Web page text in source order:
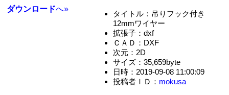
ダウンロードへ»
タイトル：吊りフック付き
12mmワイヤー
拡張子：dxf
ＣＡＤ：DXF
次元：2D
サイズ：35,659byte
日時：2019-09-08 11:00:09
投稿者ＩＤ： mokusa